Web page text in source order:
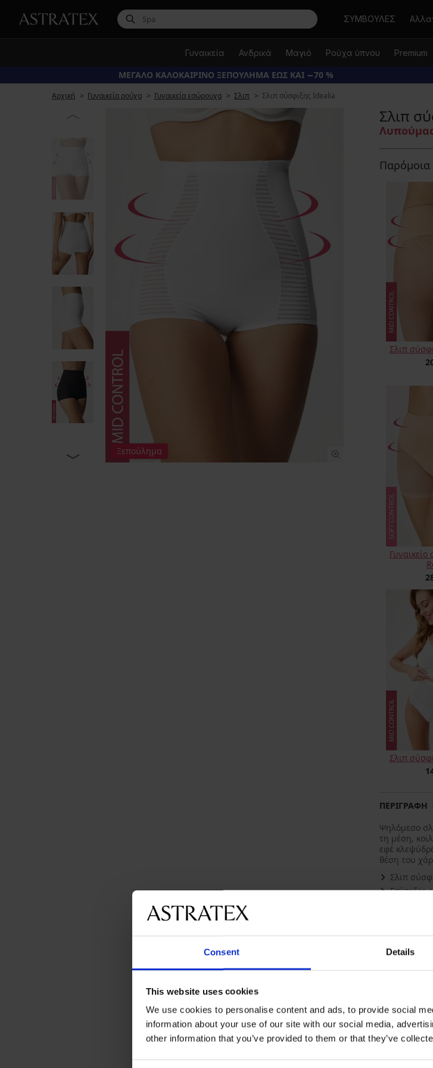
Consent Details
This website uses cookies
We use cookies to personalise content and ads, to provide social
information about your use of our site with our social media,
other information that you’ve provided to them or that they’ve
Αναζήτηση
ΣΥΜΒΟΥΛΕΣ
Γυναικεία Ανδρικά Μαγιό Ρούχα ύπνου Premium
ΜΕΓΑΛΟ ΚΑΛΟΚΑΙΡΙΝΟ ΞΕΠΟΥΛΗΜΑ ΕΩΣ ΚΑΙ −70 %
Αρχική Γυναικεία ρούχα Γυναικεία εσώρουχα Σλιπ Σλιπ σύσφιξης Idealia
Ξεπούλημα
Σλιπ
Παρόμοια
Σλιπ
Σλιπ
ΠΕΡΙΓΡΑΦΗ
Ψηλόμεσο
τη μέση,
εφέ
θέση του
Σλιπ
Επίπεδες
Ταινίες
Κάθετη
Επίπεδες